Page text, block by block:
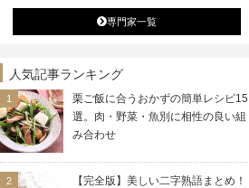
ジ・シェアスペースなど、「住む」だけ
ではなく「働く」「遊ぶ」「学ぶ」「旅
する」といった領域でも、暮らしや生き
専門家一覧
人気記事ランキング
栗ご飯に合うおかずの簡単レシピ15
選。肉・野菜・魚別に相性の良い組
み合わせ
【完全版】美しい二字熟語まとめ！